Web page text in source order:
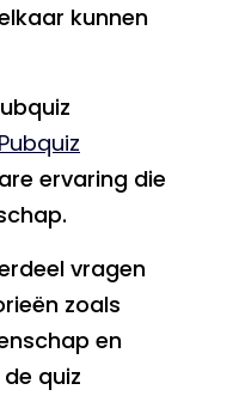
kunnen
Pubquiz
ervaring die
vragen
zoals
en
quiz